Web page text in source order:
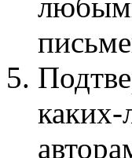
каких-